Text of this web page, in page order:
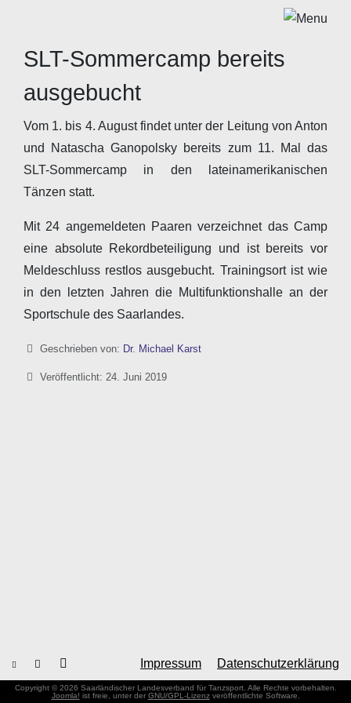
SLT-Sommercamp bereits
ausgebucht
Vom 1. bis 4. August findet unter der Leitung von Anton
und Natascha Ganopolsky bereits zum 11. Mal das
SLT-Sommercamp in den lateinamerikanischen
Tänzen statt.
Mit 24 angemeldeten Paaren verzeichnet das Camp
eine absolute Rekordbeteiligung und ist bereits vor
Meldeschluss restlos ausgebucht. Trainingsort ist wie
in den letzten Jahren die Multifunktionshalle an der
Sportschule des Saarlandes.
DetailsGeschrieben von: Dr. Michael Karst
Veröffentlicht: 24. Juni 2019
Impressum Datenschutzerklärung
Copyright © 2026 Saarländischer Landesverband für Tanzsport. Alle Rechte vorbehalten.
Joomla! ist freie, unter der GNU/GPL-Lizenzveröffentlichte Software.